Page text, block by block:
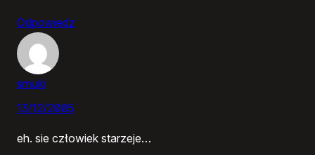
Odpowiedz
smuki
13/12/2005
eh. sie człowiek starzeje…